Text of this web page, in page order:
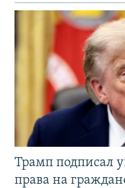
Трамп подписал
права на